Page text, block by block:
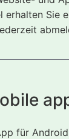
erhalten Sie
für Android